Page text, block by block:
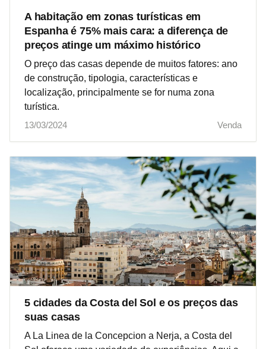
A habitação em zonas turísticas em
Espanha é 75% mais cara: a diferença de
preços atinge um máximo histórico
O preço das casas depende de muitos fatores: ano
de construção, tipologia, características e
localização, principalmente se for numa zona
turística.
13/03/2024
Venda
5 cidades da Costa del Sol e os preços das
suas casas
A La Linea de la Concepcion a Nerja, a Costa del